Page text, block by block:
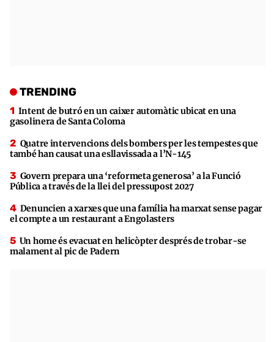
TRENDING
Intent de butró en un caixer automàtic ubicat en una
gasolinera de Santa Coloma
Quatre intervencions dels bombers per les tempestes que
també han causat una esllavissada a l’N-145
Govern prepara una ‘reformeta generosa’ a la Funció
Pública a través de la llei del pressupost 2027
Denuncien a xarxes que una família ha marxat sense pagar
el compte a un restaurant a Engolasters
Un home és evacuat en helicòpter després de trobar-se
malament al pic de Padern